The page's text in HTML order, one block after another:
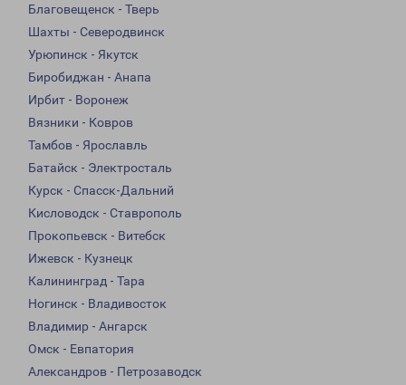
Благовещенск - Тверь
Шахты - Северодвинск
Урюпинск - Якутск
Биробиджан - Анапа
Ирбит - Воронеж
Вязники - Ковров
Тамбов - Ярославль
Батайск - Электросталь
Курск - Спасск-Дальний
Кисловодск - Ставрополь
Прокопьевск - Витебск
Ижевск - Кузнецк
Калининград - Тара
Ногинск - Владивосток
Владимир - Ангарск
Омск - Евпатория
Александров - Петрозаводск